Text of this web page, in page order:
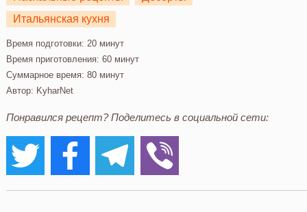
Итальянская кухня
Время подготовки: 20 минут
Время приготовления: 60 минут
Суммарное время: 80 минут
Автор: KyharNet
Понравился рецепт? Поделитесь в социальной сети: